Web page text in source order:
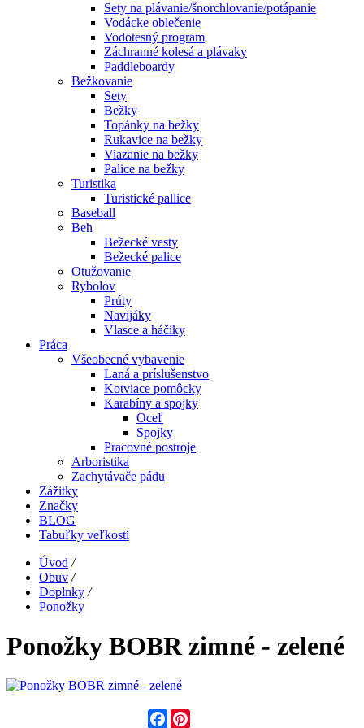
Sety na plávanie/šnorchlovanie/potápanie
Vodácke oblečenie
Vodotesný program
Záchranné kolesá a plávaky
Paddleboardy
Bežkovanie
Sety
Bežky
Topánky na bežky
Rukavice na bežky
Viazanie na bežky
Palice na bežky
Turistika
Turistické pallice
Baseball
Beh
Bežecké vesty
Bežecké palice
Otužovanie
Rybolov
Prúty
Navijáky
Vlasce a háčiky
Práca
Všeobecné vybavenie
Laná a príslušenstvo
Kotviace pomôcky
Karabíny a spojky
Oceľ
Spojky
Pracovné postroje
Arboristika
Zachytávače pádu
Zážitky
Značky
BLOG
Tabuľky veľkostí
Úvod /
Obuv /
Doplnky /
Ponožky
Ponožky BOBR zimné - zelené
Facebook